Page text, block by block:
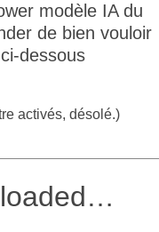
modèle IA du
de bien vouloir
dessous
activés, désolé.)